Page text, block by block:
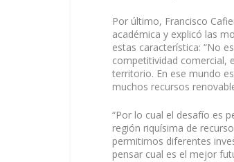
Por último, Francisco
académica y explicó las
estas característica: “No
competitividad comercial,
territorio. En ese mundo
muchos recursos
“Por lo cual el desafío es
región riquísima de
permitirnos diferentes
pensar cual es el mejor